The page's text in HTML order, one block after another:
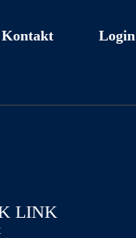
Kontakt Login
LINK